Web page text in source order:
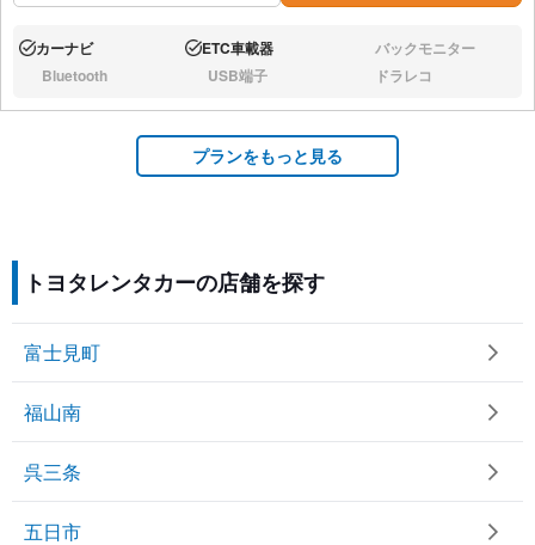
あり:カーナビ あり:ETC車載器 なし:バックモニター
なし:Bluetooth なし:USB端子 なし:ドラレコ
プランをもっと見る
トヨタレンタカーの店舗を探す
富士見町
福山南
呉三条
五日市